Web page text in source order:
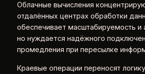
Облачные вычисления
отдалённых центрах обработки
обеспечивает масштабируемость и
но нуждается надёжного
промедления при пересылке
Краевые операции переносят